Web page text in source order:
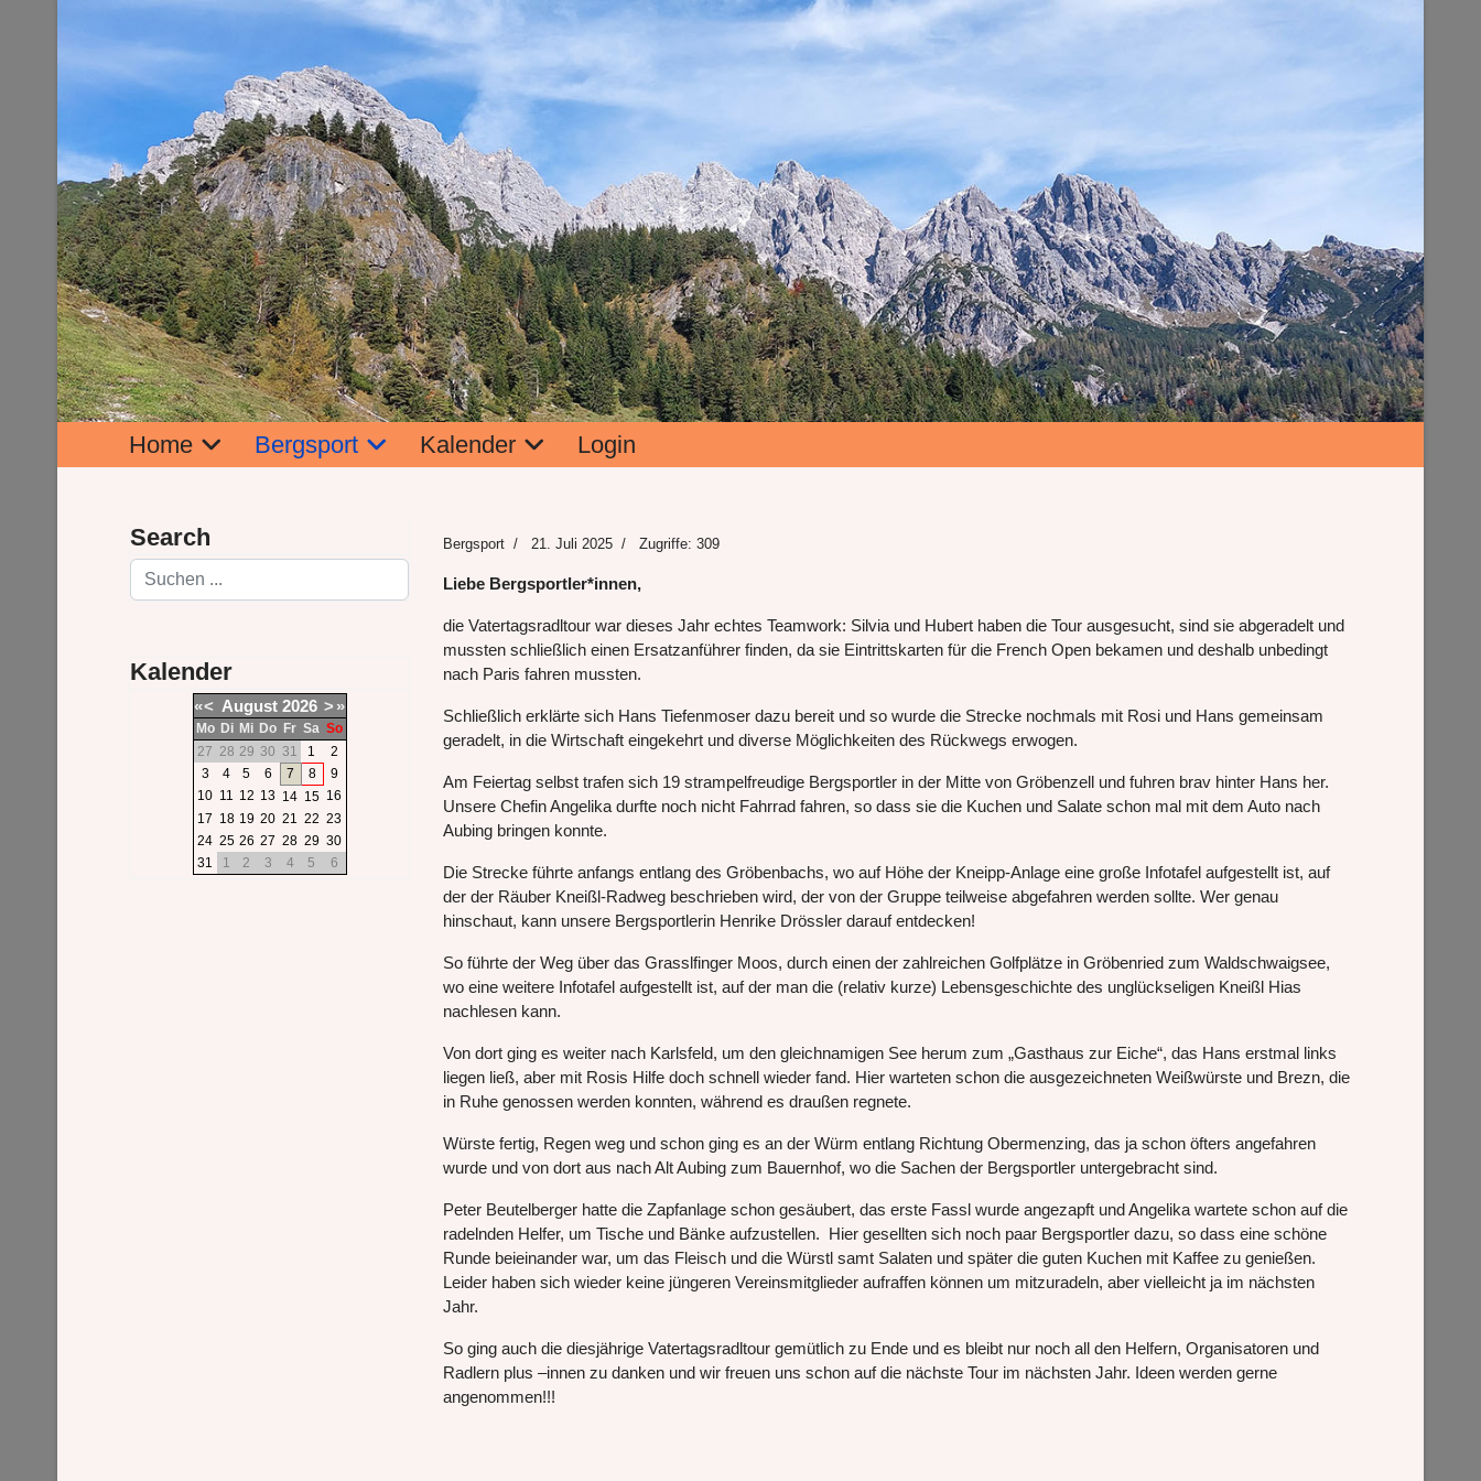
Home Bergsport Kalender Login
Search
Suchen
Kalender
«< August 2026 > »
Mo Di Mi Do Fr Sa So
27 28 29 30 31 1
2
3
4 5 6 7 8
9
10 11 12 13 14 15 16
17 18 19 20 21 22 23
24 25 26 27 28 29 30
31
1 2 3 4 5 6
Bergsport 21. Juli 2025 Zugriffe: 309
Liebe Bergsportler*innen,
die Vatertagsradltour war dieses Jahr echtes Teamwork: Silvia und Hubert haben die Tour ausgesucht, sind sie abgeradelt und
mussten schließlich einen Ersatzanführer finden, da sie Eintrittskarten für die French Open bekamen und deshalb unbedingt
nach Paris fahren mussten.
Schließlich erklärte sich Hans Tiefenmoser dazu bereit und so wurde die Strecke nochmals mit Rosi und Hans gemeinsam
geradelt, in die Wirtschaft eingekehrt und diverse Möglichkeiten des Rückwegs erwogen.
Am Feiertag selbst trafen sich 19 strampelfreudige Bergsportler in der Mitte von Gröbenzell und fuhren brav hinter Hans her.
Unsere Chefin Angelika durfte noch nicht Fahrrad fahren, so dass sie die Kuchen und Salate schon mal mit dem Auto nach
Aubing bringen konnte.
Die Strecke führte anfangs entlang des Gröbenbachs, wo auf Höhe der Kneipp-Anlage eine große Infotafel aufgestellt ist, auf
der der Räuber Kneißl-Radweg beschrieben wird, der von der Gruppe teilweise abgefahren werden sollte. Wer genau
hinschaut, kann unsere Bergsportlerin Henrike Drössler darauf entdecken!
So führte der Weg über das Grasslfinger Moos, durch einen der zahlreichen Golfplätze in Gröbenried zum Waldschwaigsee,
wo eine weitere Infotafel aufgestellt ist, auf der man die (relativ kurze) Lebensgeschichte des unglückseligen Kneißl Hias
nachlesen kann.
Von dort ging es weiter nach Karlsfeld, um den gleichnamigen See herum zum „Gasthaus zur Eiche“, das Hans erstmal links
liegen ließ, aber mit Rosis Hilfe doch schnell wieder fand. Hier warteten schon die ausgezeichneten Weißwürste und Brezn, die
in Ruhe genossen werden konnten, während es draußen regnete.
Würste fertig, Regen weg und schon ging es an der Würm entlang Richtung Obermenzing, das ja schon öfters angefahren
wurde und von dort aus nach Alt Aubing zum Bauernhof, wo die Sachen der Bergsportler untergebracht sind.
Peter Beutelberger hatte die Zapfanlage schon gesäubert, das erste Fassl wurde angezapft und Angelika wartete schon auf die
radelnden Helfer, um Tische und Bänke aufzustellen. Hier gesellten sich noch paar Bergsportler dazu, so dass eine schöne
Runde beieinander war, um das Fleisch und die Würstl samt Salaten und später die guten Kuchen mit Kaffee zu genießen.
Leider haben sich wieder keine jüngeren Vereinsmitglieder aufraffen können um mitzuradeln, aber vielleicht ja im nächsten
Jahr.
So ging auch die diesjährige Vatertagsradltour gemütlich zu Ende und es bleibt nur noch all den Helfern, Organisatoren und
Radlern plus –innen zu danken und wir freuen uns schon auf die nächste Tour im nächsten Jahr. Ideen werden gerne
angenommen!!!